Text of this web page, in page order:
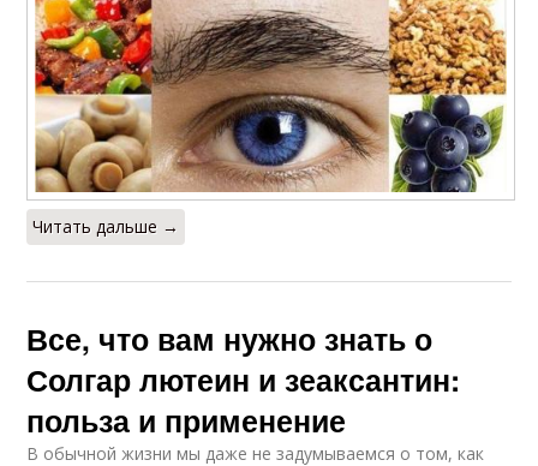
Читать дальше →
Все, что вам нужно знать о
Солгар лютеин и зеаксантин:
польза и применение
В обычной жизни мы даже не задумываемся о том, как